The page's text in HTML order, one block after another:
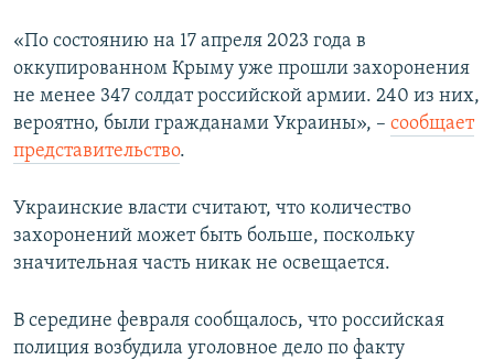
ПОБЕДИТЕЛЕЙ НЕ СУДЯТ?
КРЫМ.НЕПОКОРЕННЫЙ
Все сайты RFE/RL
«По состоянию на 17 апреля 2023 года в
оккупированном Крыму уже прошли захоронения
не менее 347 солдат российской армии. 240 из них,
вероятно, были гражданами Украины», – сообщает
представительство.
Украинские власти считают, что количество
захоронений может быть больше, поскольку
значительная часть никак не освещается.
В середине февраля сообщалось, что российская
полиция возбудила уголовное дело по факту